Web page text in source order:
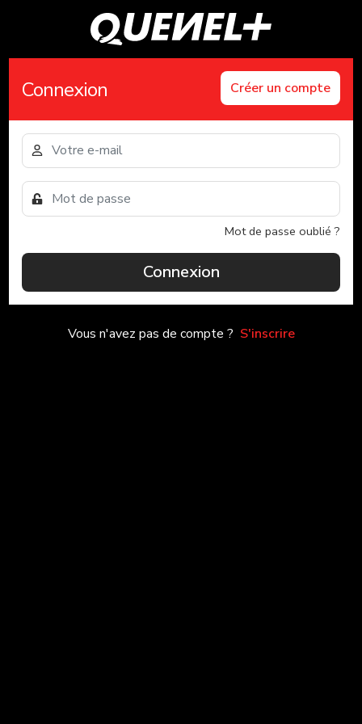
Connexion Créer un compte
Mot de passe oublié ?
Connexion
Vous n'avez pas de compte ? S'inscrire